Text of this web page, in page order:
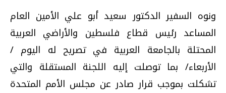
ونوه السفير الدكتور سعيد أبو علي الأمين العام
المساعد رئيس قطاع فلسطين والأراضي العربية
المحتلة بالجامعة العربية في تصريح له اليوم /
الأربعاء/ بما توصلت إليه اللجنة المستقلة والتي
تشكلت بموجب قرار صادر عن مجلس الأمم المتحدة